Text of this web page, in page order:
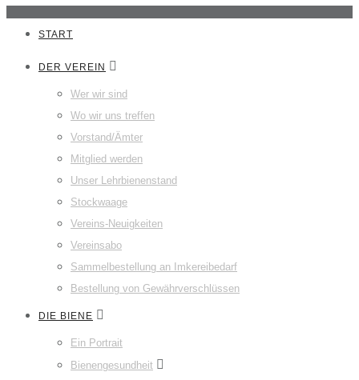
START
DER VEREIN
Wer wir sind
Wo wir uns treffen
Vorstand/Ämter
Mitglied werden
Unser Lehrbienenstand
Stockwaage
Vereins-Neuigkeiten
Vereinsabo
Sammelbestellung an Imkereibedarf
Bestellung von Gewährverschlüssen
DIE BIENE
Ein Portrait
Bienengesundheit